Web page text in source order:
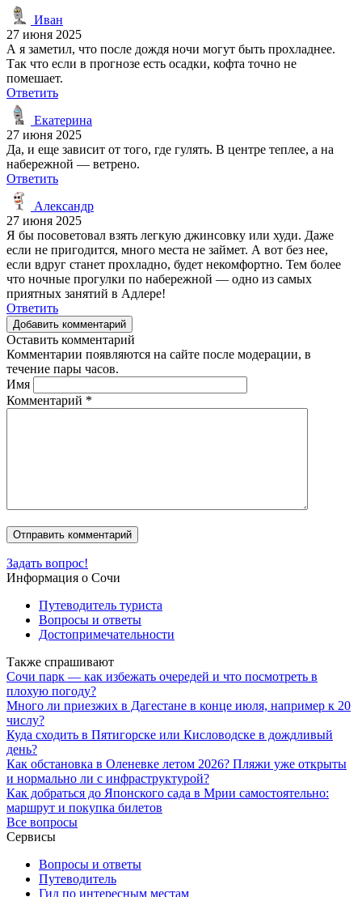
Иван
27 июня 2025
А я заметил, что после дождя ночи могут быть прохладнее.
Так что если в прогнозе есть осадки, кофта точно не
помешает.
Ответить
Екатерина
27 июня 2025
Да, и еще зависит от того, где гулять. В центре теплее, а на
набережной — ветрено.
Ответить
Александр
27 июня 2025
Я бы посоветовал взять легкую джинсовку или худи. Даже
если не пригодится, много места не займет. А вот без нее,
если вдруг станет прохладно, будет некомфортно. Тем более
что ночные прогулки по набережной — одно из самых
приятных занятий в Адлере!
Ответить
Добавить комментарий
Оставить комментарий
Комментарии появляются на сайте после модерации, в
течение пары часов.
Имя
Комментарий *
Задать вопрос!
Информация о Сочи
Путеводитель туриста
Вопросы и ответы
Достопримечательности
Также спрашивают
Сочи парк — как избежать очередей и что посмотреть в
плохую погоду?
Много ли приезжих в Дагестане в конце июля, например к 20
числу?
Куда сходить в Пятигорске или Кисловодске в дождливый
день?
Как обстановка в Оленевке летом 2026? Пляжи уже открыты
и нормально ли с инфраструктурой?
Как добраться до Японского сада в Мрии самостоятельно:
маршрут и покупка билетов
Все вопросы
Сервисы
Вопросы и ответы
Путеводитель
Гид по интересным местам